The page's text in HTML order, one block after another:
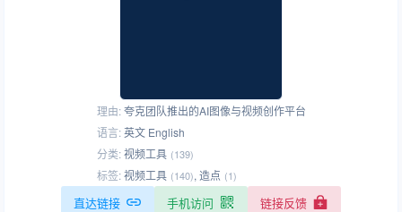
理由:夸克团队推出的AI图像与视频创作平台
语言:英文 English
分类:视频工具 (139)
标签:视频工具 (140), 造点 (1)
直达链接 手机访问 链接反馈